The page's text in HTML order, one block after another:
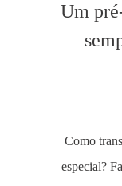
Um
Como
especial?